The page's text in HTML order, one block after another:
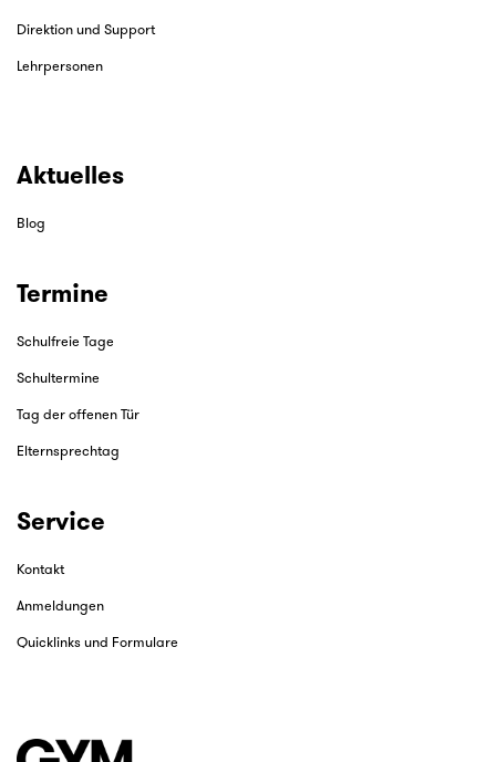
Direktion und Support
Lehrpersonen
Aktuelles
Blog
Termine
Schulfreie Tage
Schultermine
Tag der offenen Tür
Elternsprechtag
Service
Kontakt
Anmeldungen
Quicklinks und Formulare